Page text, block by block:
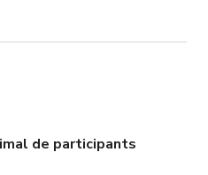
de participants